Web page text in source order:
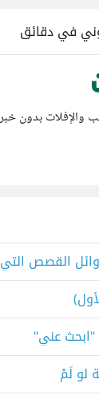
في دقائق
والإفلات بدون
القصص
"ابحث عني"
لو لَمْ